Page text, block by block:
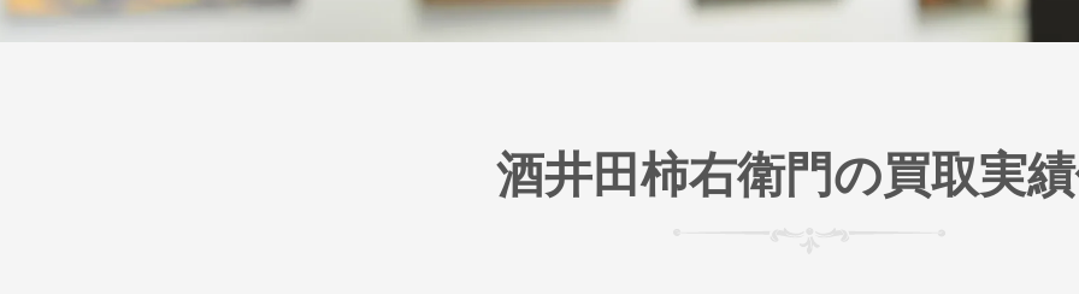
酒井田柿右衛門の買取実